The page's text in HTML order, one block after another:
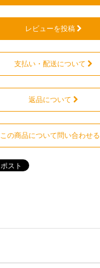
レビューを投稿
支払い・配送について
返品について
この商品について問い合わせる